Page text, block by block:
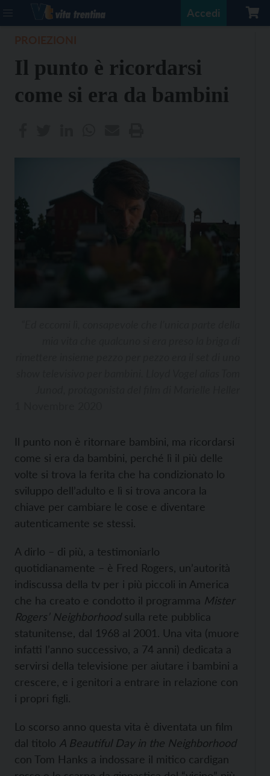
Accedi
Il punto è ricordarsi
come si era da bambini
Il punto non è ritornare bambini, ma ricordarsi
come si era da bambini, perché lì il più delle
volte si trova la ferita che ha condizionato lo
sviluppo dell’adulto e lì si trova ancora la
chiave per cambiare le cose e diventare
autenticamente se stessi.
A dirlo – di più, a testimoniarlo
quotidianamente – è Fred Rogers, un’autorità
indiscussa della tv per i più piccoli in America
che ha creato e condotto il programma Mister
Rogers’ Neighborhoodsulla rete pubblica
statunitense, dal 1968 al 2001. Una vita (muore
infatti l’anno successivo, a 74 anni) dedicata a
servirsi della televisione per aiutare i bambini a
crescere, e i genitori a entrare in relazione con
i propri figli.
Lo scorso anno questa vita è diventata un film
dal titolo A Beautiful Day in the Neighborhood
con Tom Hanks a indossare il mitico cardigan